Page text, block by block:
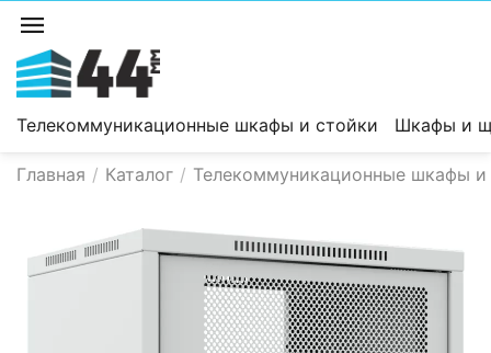
Телекоммуникационные шкафы и стойки Шкафы и
Главная / Каталог / Телекоммуникационные шкафы и